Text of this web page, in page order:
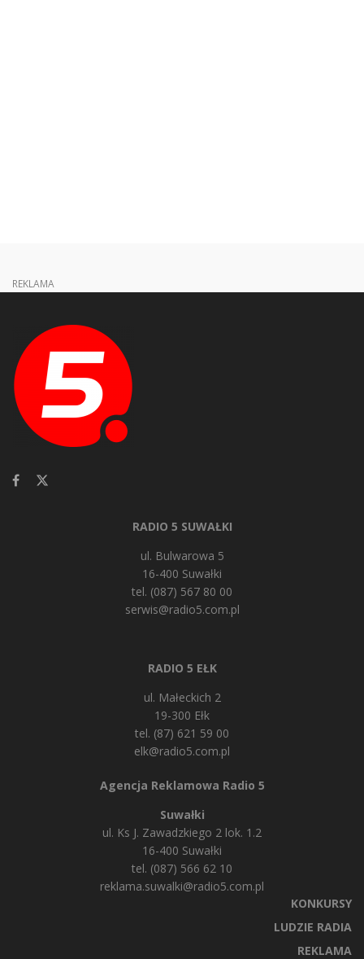
REKLAMA
RADIO 5 SUWAŁKI
ul. Bulwarowa 5
16-400 Suwałki
tel. (087) 567 80 00
serwis@radio5.com.pl
RADIO 5 EŁK
ul. Małeckich 2
19-300 Ełk
tel. (87) 621 59 00
elk@radio5.com.pl
Agencja Reklamowa Radio 5
Suwałki
ul. Ks J. Zawadzkiego 2 lok. 1.2
16-400 Suwałki
tel. (087) 566 62 10
reklama.suwalki@radio5.com.pl
KONKURSY
LUDZIE RADIA
REKLAMA